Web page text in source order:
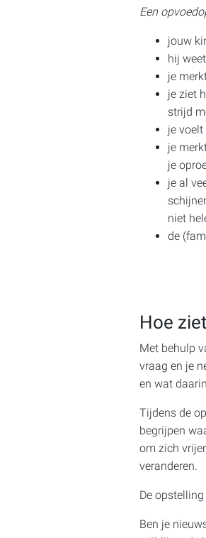
Een
jouw
hij
je
je ziet
strijd
je
je
je
je al
niet
de
Hoe
Met behulp
vraag en je
en wat
Tijdens de
begrijpen
om zich
veranderen.
De
Ben je